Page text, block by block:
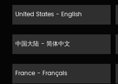
United States - English
中国大陆 - 简体中文
France - Français